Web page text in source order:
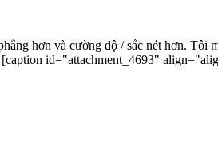
hơn và cường độ / sắc nét hơn. Tôi
lại sự chi tiết không thấy được khi ảnh có màu tối và làm cho hình ảnh nhìn chung mềm mại hơn.